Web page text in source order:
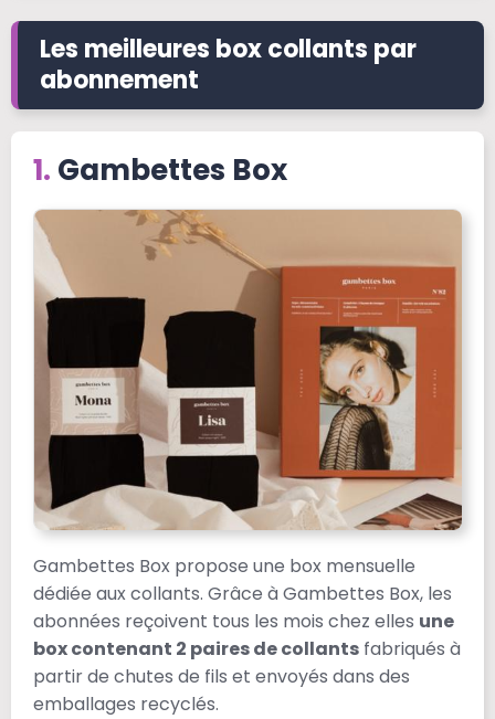
Les meilleures box collants par
abonnement
Gambettes Box
Gambettes Box propose une box mensuelle
dédiée aux collants. Grâce à Gambettes Box, les
abonnées reçoivent tous les mois chez elles une
box contenant 2 paires de collants fabriqués à
partir de chutes de fils et envoyés dans des
emballages recyclés.